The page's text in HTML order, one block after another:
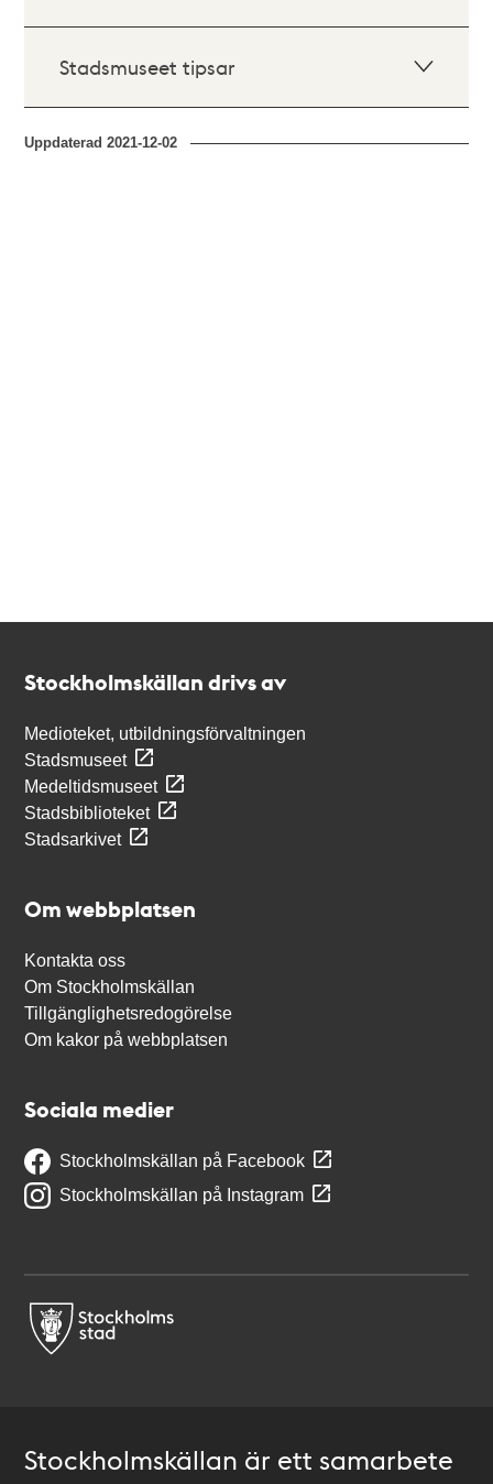
Stadsmuseet tipsar
Uppdaterad2021-12-02
Stockholmskällan drivs av
Medioteket, utbildningsförvaltningen
Stadsmuseet
Medeltidsmuseet
Stadsbiblioteket
Stadsarkivet
Om webbplatsen
Kontakta oss
Om Stockholmskällan
Tillgänglighetsredogörelse
Om kakor på webbplatsen
Sociala medier
Stockholmskällan på Facebook
Stockholmskällan på Instagram
Stockholmskällan är ett samarbete